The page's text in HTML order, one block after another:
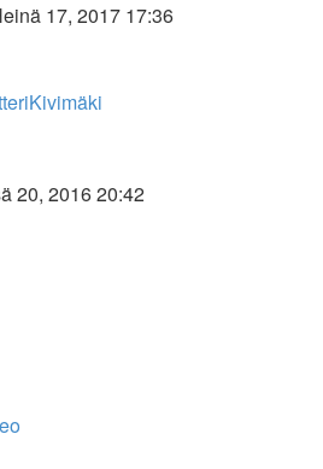
17, 2017 17:36
20, 2016 20:42